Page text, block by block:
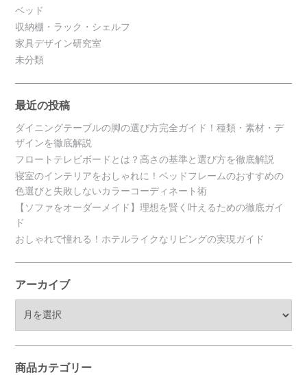
ベッド
収納棚・ラック・シェルフ
家具デザイン研究室
未分類
最近の投稿
ダイニングテーブルの脚の選び方完全ガイド！種類・素材・デ
ザインを徹底解説
フロートテレビボードとは？高さの基準と選び方を徹底解説
寝室のインテリアをおしゃれに！ベッドフレームのおすすめの
色選びと失敗しないカラーコーディネート術
【ソファをオーダーメイド】理想を賢く叶えるための徹底ガイ
ド
おしゃれで憧れる！ホテルライクなリビングの実現ガイド
アーカイブ
ブ
商品カテゴリー